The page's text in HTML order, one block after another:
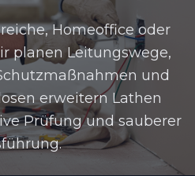
Homeoffice oder
planen Leitungswege,
und
erweitern Lathen
Prüfung und sauberer